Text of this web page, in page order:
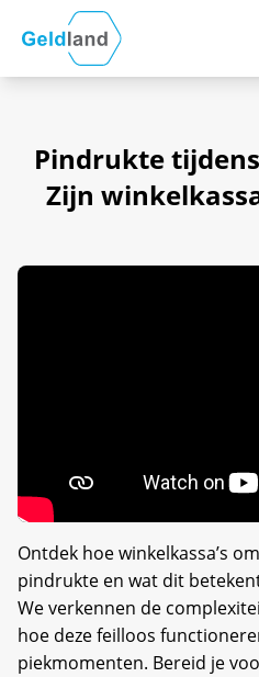
Pindrukte
Zijn
Ontdek hoe winkelkassa’s
pindrukte en wat dit
We verkennen de
hoe deze feilloos
piekmomenten. Bereid je